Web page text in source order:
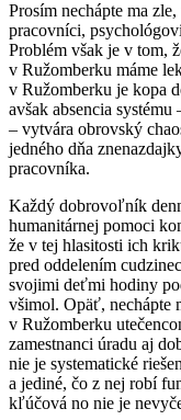
Prosím nechápte ma
pracovníci,
Problém však je v tom,
v Ružomberku máme
v Ružomberku je kopa
avšak absencia
– vytvára obrovský
jedného dňa
pracovníka.
Každý dobrovoľník
humanitárnej pomoci
že v tej hlasitosti ich
pred oddelením
svojimi deťmi hodiny
všimol. Opäť, nechápte
v Ružomberku
zamestnanci úradu aj
nie je systematické
a jediné, čo z nej robí
kľúčová no nie je